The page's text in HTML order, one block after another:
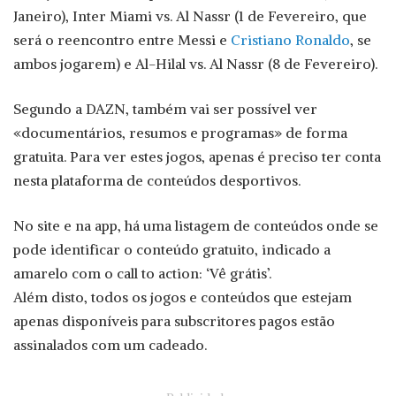
Janeiro), Inter Miami vs. Al Nassr (1 de Fevereiro, que
será o reencontro entre Messi e Cristiano Ronaldo, se
ambos jogarem) e Al-Hilal vs. Al Nassr (8 de Fevereiro).
Segundo a DAZN, também vai ser possível ver
«documentários, resumos e programas» de forma
gratuita. Para ver estes jogos, apenas é preciso ter conta
nesta plataforma de conteúdos desportivos.
No site e na app, há uma listagem de conteúdos onde se
pode identificar o conteúdo gratuito, indicado a
amarelo com o call to action: ‘Vê grátis’.
Além disto, todos os jogos e conteúdos que estejam
apenas disponíveis para subscritores pagos estão
assinalados com um cadeado.